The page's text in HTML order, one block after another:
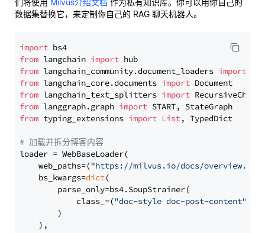
们将使用 Milvus介绍文档 作为私有知识库。你可以用你自己的
数据集替换它，来定制你自己的 RAG 聊天机器人。
import
from langchain import
from langchain_community.document_loaders import
from langchain_core.documents import
from langchain_text_splitters import
from langgraph.graph import
from typing_extensions import List, TypedDict
# 加载并拆分博客内容
loader = WebBaseLoader(
    web_paths=(
"https://milvus.io/docs/overview.md"
    bs_kwargs=
dict(
        parse_only=bs4.SoupStrainer(
            class_=(
"doc-style doc-post-content"
        )
    ),